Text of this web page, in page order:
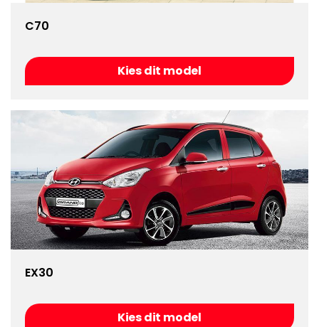
C70
Kies dit model
EX30
Kies dit model